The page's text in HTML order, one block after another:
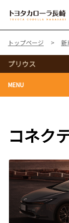
トップページ 新
プリウス
MENU
コネク